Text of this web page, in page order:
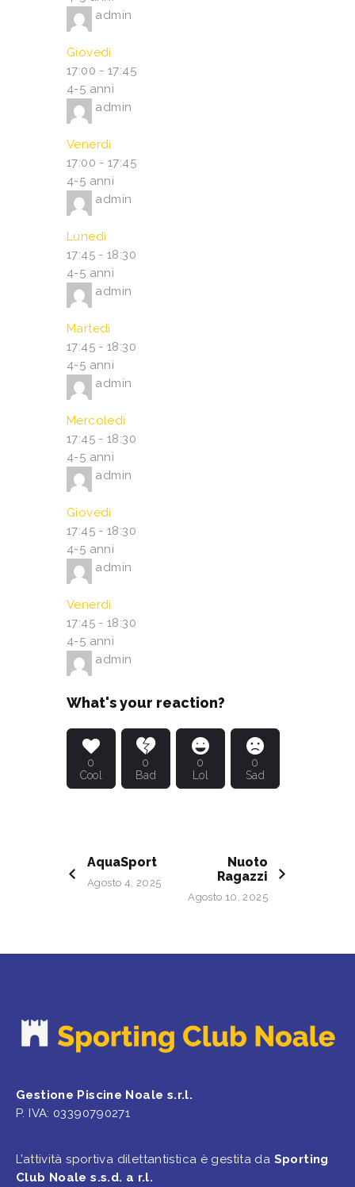
admin
Giovedì
17:00 -17:45
4-5 anni
admin
Venerdì
17:00 -17:45
4-5 anni
admin
Lunedì
17:45-18:30
4-5 anni
admin
Martedì
17:45-18:30
4-5 anni
admin
Mercoledì
17:45-18:30
4-5 anni
admin
Giovedì
17:45-18:30
4-5 anni
admin
Venerdì
17:45-18:30
4-5 anni
admin
What's your reaction?
0
Cool
0
Bad
0
Lol
0
Sad
AquaSport
Agosto 4, 2025
Nuoto
Ragazzi
Agosto 10, 2025
Gestione Piscine Noale s.r.l.
P. IVA: 03390790271
L’attività sportiva dilettantistica è gestita da Sporting
Club Noale s.s.d. a r.l.